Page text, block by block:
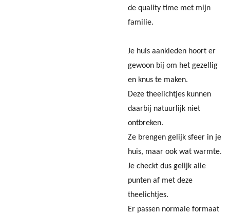
de quality time met mijn
familie.
Je huis aankleden hoort er
gewoon bij om het gezellig
en knus te maken.
Deze theelichtjes kunnen
daarbij natuurlijk niet
ontbreken.
Ze brengen gelijk sfeer in je
huis, maar ook wat warmte.
Je checkt dus gelijk alle
punten af met deze
theelichtjes.
Er passen normale formaat